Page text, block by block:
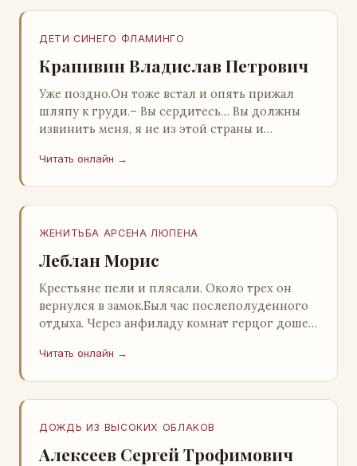
ДЕТИ СИНЕГО ФЛАМИНГО
Крапивин Владислав Петрович
Уже поздно.Он тоже встал и опять прижал
шляпу к груди.– Вы сердитесь… Вы должны
извинить меня, я не из этой страны и
прошу: выс…
Читать онлайн →
ЖЕНИТЬБА АРСЕНА ЛЮПЕНА
Леблан Морис
Крестьяне пели и плясали. Около трех он
вернулся в замок.Был час послеполуденного
отдыха. Через анфиладу комнат герцог дошел
во…
Читать онлайн →
ДОЖДЬ ИЗ ВЫСОКИХ ОБЛАКОВ
Алексеев Сергей Трофимович